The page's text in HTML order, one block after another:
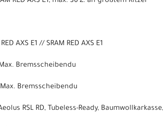
AXS E1 // SRAM RED AXS E1
Bremsscheibendu
Bremsscheibendu
RSL RD, Tubeless-Ready,